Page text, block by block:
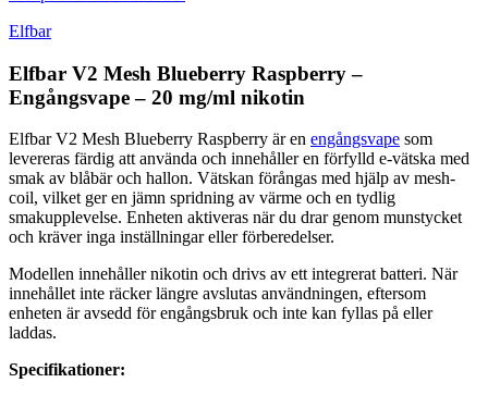
Elfbar
Elfbar V2 Mesh Blueberry Raspberry –
Engångsvape – 20 mg/ml nikotin
Elfbar V2 Mesh Blueberry Raspberry är en engångsvape som
levereras färdig att använda och innehåller en förfylld e-vätska med
smak av blåbär och hallon. Vätskan förångas med hjälp av mesh-
coil, vilket ger en jämn spridning av värme och en tydlig
smakupplevelse. Enheten aktiveras när du drar genom munstycket
och kräver inga inställningar eller förberedelser.
Modellen innehåller nikotin och drivs av ett integrerat batteri. När
innehållet inte räcker längre avslutas användningen, eftersom
enheten är avsedd för engångsbruk och inte kan fyllas på eller
laddas.
Specifikationer: